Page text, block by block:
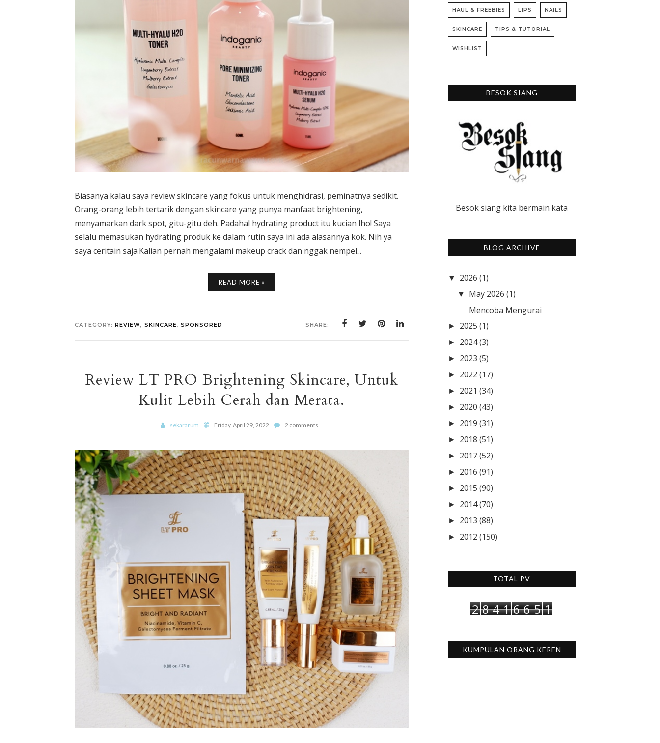
Biasanya kalau saya review skincare yang fokus untuk menghidrasi, peminatnya sedikit.
Orang-orang lebih tertarik dengan skincare yang punya manfaat brightening,
menyamarkan dark spot, gitu-gitu deh. Padahal hydrating product itu kucian lho! Saya
selalu memasukan hydrating produk ke dalam rutin saya ini ada alasannya kok. Nih ya
saya ceritain saja.Kalian pernah mengalami makeup crack dan nggak nempel...
READ MORE »
CATEGORY: REVIEW, SKINCARE, SPONSORED SHARE:
Review LT PRO Brightening Skincare, Untuk
Kulit Lebih Cerah dan Merata.
sekararum Friday, April 29, 2022 2 comments
HAUL & FREEBIES LIPS NAILS
SKINCARE TIPS & TUTORIAL
WISHLIST
BESOK SIANG
Besok siang kita bermain kata
BLOG ARCHIVE
▼ 2026 (1)
▼ May 2026 (1)
Mencoba Mengurai
► 2025 (1)
► 2024(3)
► 2023 (5)
► 2022 (17)
► 2021 (34)
► 2020 (43)
► 2019 (31)
► 2018 (51)
► 2017(52)
► 2016 (91)
► 2015 (90)
► 2014(70)
► 2013 (88)
► 2012 (150)
TOTAL PV
2 8 4 1 6 6 5 1
KUMPULAN ORANG KEREN